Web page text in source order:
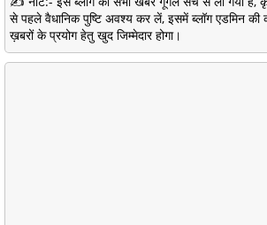
से पहले वैधानिक पुष्टि अवश्य कर लें, इसमें ब्लॉग एडमिन की
ख़बरों के प्रयोग हेतु खुद जिम्मेदार होगा।